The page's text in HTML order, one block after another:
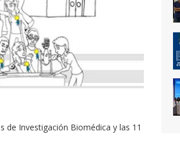
de Investigación Biomédica y las 11